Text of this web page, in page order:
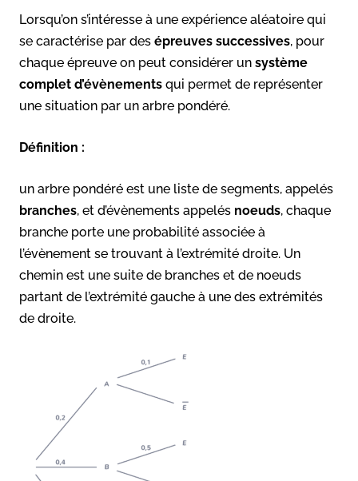
Lorsqu’on s’intéresse à une expérience aléatoire qui
se caractérise par des épreuves successives, pour
chaque épreuve on peut considérer un système
complet d’évènements qui permet de représenter
une situation par un arbre pondéré.
Définition :
un arbre pondéré est une liste de segments, appelés
branches, et d’évènements appelés noeuds, chaque
branche porte une probabilité associée à
l’évènement se trouvant à l’extrémité droite. Un
chemin est une suite de branches et de noeuds
partant de l’extrémité gauche à une des extrémités
de droite.